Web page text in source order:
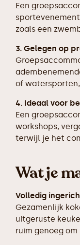
Een
zoals een
3. Gelegen op
of
4. Ideaal voor
Een
workshops,
terwijl je het
Wat je
Volledig
Gezamenlijk
uitgeruste
ruim genoeg